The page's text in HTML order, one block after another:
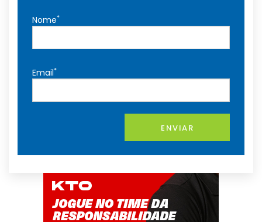
Nome*
Email*
ENVIAR